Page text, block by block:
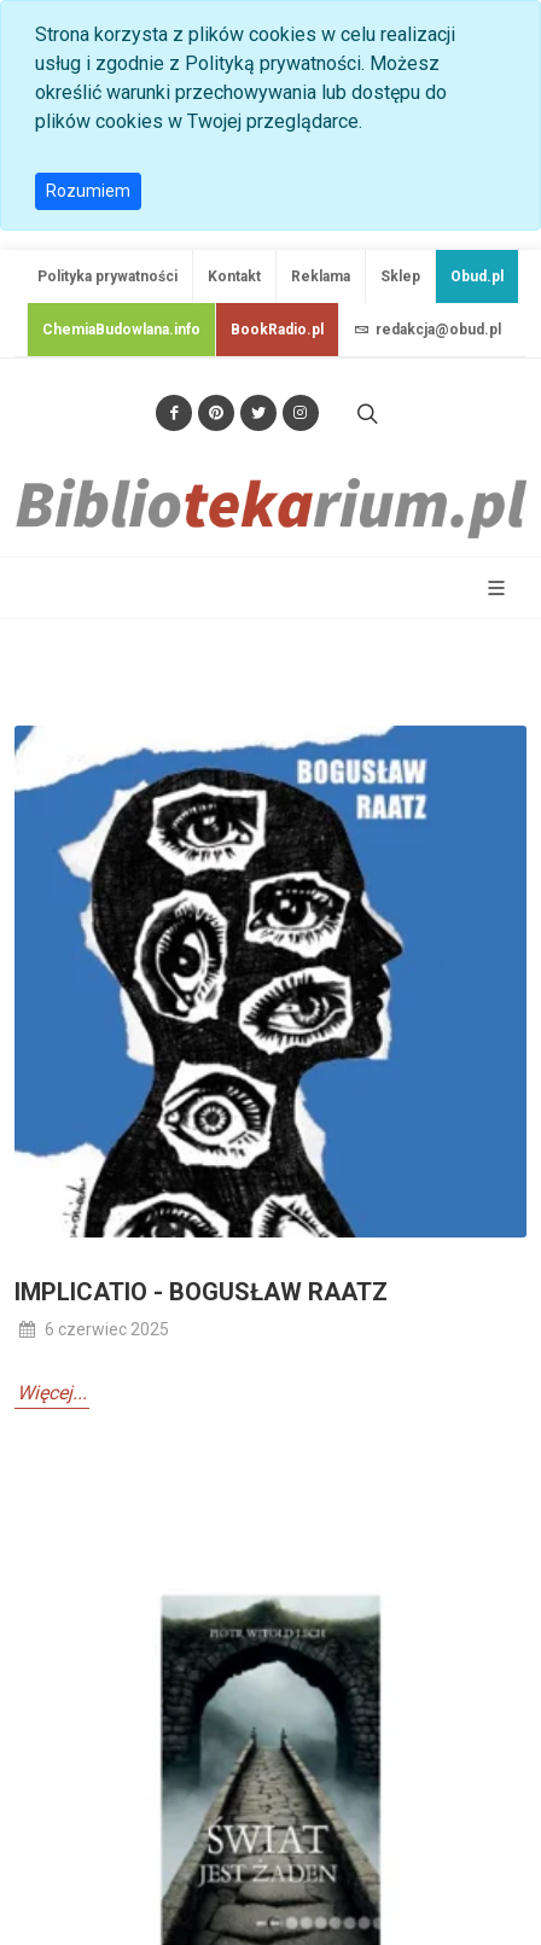
Strona korzysta z plików cookies w celu realizacji
usług i zgodnie z Polityką prywatności. Możesz
określić warunki przechowywania lub dostępu do
plików cookies w Twojej przeglądarce.
Rozumiem
Polityka prywatności Kontakt Reklama Sklep Obud.pl
ChemiaBudowlana.info BookRadio.pl redakcja@obud.pl
IMPLICATIO - BOGUSŁAW RAATZ
6 czerwiec 2025
Więcej...